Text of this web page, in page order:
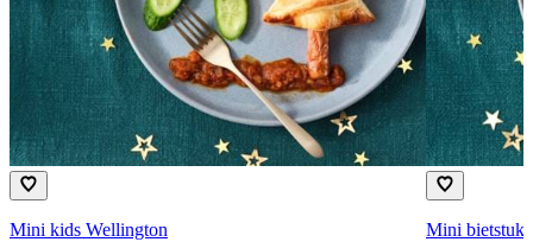
Mini kids Wellington
Mini bietstuk